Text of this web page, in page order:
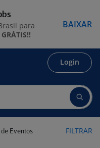
Login
Eventos FILTRAR
para
GRÁTIS!!
BAIXAR